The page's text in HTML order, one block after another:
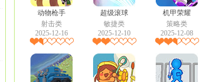
动物枪手
射击类
2025-12-16
超级滚球
敏捷类
2025-12-10
机甲荣耀
策略类
2025-12-08